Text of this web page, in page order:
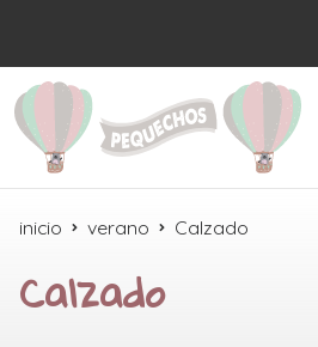
inicio verano Calzado
Calzado